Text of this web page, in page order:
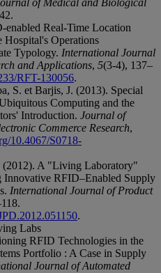
of Medical and Biological
Real-Time Location
Hospital's Operations
Typology. International Journal
and Applications, 5(3-4), 137–
RFT-130056.
S. et Barjis, J. (2013). Special
Computing and the
Introduction. Journal of
Commerce Research,
10.4067/S0718-
(2012). A "Living Laboratory"
RFID–Enabled Supply
International Journal of Product
.
Labs
RFID Technologies in the
Portfolio : A Case in Supply
Journal of Automated